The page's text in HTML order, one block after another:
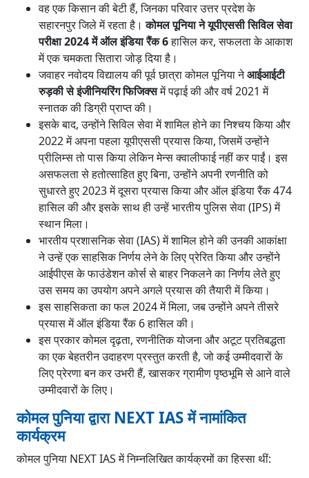
वह एक किसान की बेटी हैं, जिनका परिवार उत्तर प्रदेश के
सहारनपुर जिले में रहता है।कोमल पूनिया ने यूपीएससी सिविल सेवा
परीक्षा 2024 में ऑल इंडिया रैंक 6हासिल कर, सफलता के आकाश
में एक चमकता सितारा जोड़ दिया है।
जवाहर नवोदय विद्यालय की पूर्व छात्रा कोमल पूनिया नेआईआईटी
रुड़की से इंजीनियरिंग फिजिक्समें पढ़ाई की और वर्ष 2021 में
स्नातक की डिग्री प्राप्त की।
इसके बाद, उन्होंने सिविल सेवा में शामिल होने का निश्चय किया और
2022 में अपना पहला यूपीएससी प्रयास किया, जिसमें उन्होंने
प्रीलिम्स तो पास किया लेकिन मेन्स क्वालीफाई नहीं कर पाईं। इस
असफलता से हतोत्साहित हुए बिना, उन्होंने अपनी रणनीति को
सुधारते हुए 2023 में दूसरा प्रयास किया और ऑल इंडिया रैंक 474
हासिल की और इसके साथ ही उन्हें भारतीय पुलिस सेवा (IPS) में
स्थान मिला।
भारतीय प्रशासनिक सेवा (IAS) में शामिल होने की उनकी आकांक्षा
ने उन्हें एक साहसिक निर्णय लेने के लिए प्रेरित किया और उन्होंने
आईपीएस के फाउंडेशन कोर्स से बाहर निकलने का निर्णय लेते हुए
उस समय का उपयोग अपने अगले प्रयास की तैयारी में किया।
इस साहसिकता का फल 2024 में मिला, जब उन्होंने अपने तीसरे
प्रयास में ऑल इंडिया रैंक 6 हासिल की।
इस प्रकार कोमल दृढ़ता, रणनीतिक योजना और अटूट प्रतिबद्धता
का एक बेहतरीन उदाहरण प्रस्तुत करती है, जो कई उम्मीदवारों के
लिए प्रेरणा बन कर उभरी हैं, खासकर ग्रामीण पृष्ठभूमि से आने वाले
उम्मीदवारों के लिए।
कोमल पुनिया द्वारा NEXT IAS में नामांकित
कार्यक्रम
कोमल पुनिया NEXT IAS में निम्नलिखित कार्यक्रमों का हिस्सा थीं: